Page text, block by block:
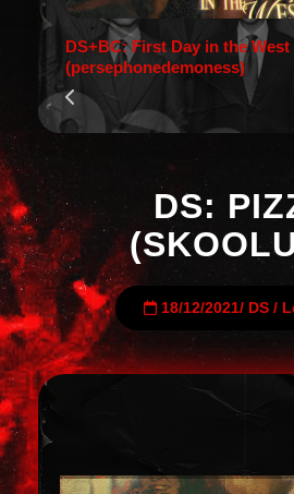
DS+BC: First Day in the West
(persephonedemoness)
DS:
18/12/2021/ DS /